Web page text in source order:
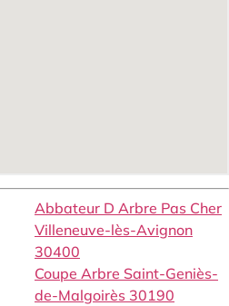
Abbateur D Arbre Pas Cher
Villeneuve-lès-Avignon
30400
Coupe Arbre Saint-Geniès-
de-Malgoirès 30190